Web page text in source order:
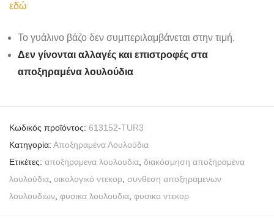
εδώ
Το γυάλινο βάζο δεν συμπεριλαμβάνεται στην τιμή.
Δεν γίνονται αλλαγές και επιστροφές στα
αποξηραμένα λουλούδια
Κωδικός προϊόντος: 613152-TUR3
Κατηγορία: Αποξηραμένα Λουλούδια
Ετικέτες: αποξηραμενα λουλουδια, διακόσμηση αποξηραμένα
λουλούδια, οικολογικό ντεκορ, συνθεση αποξηραμενων
λουλουδιων, φυσικα λουλουδια, φυσικο ντεκορ